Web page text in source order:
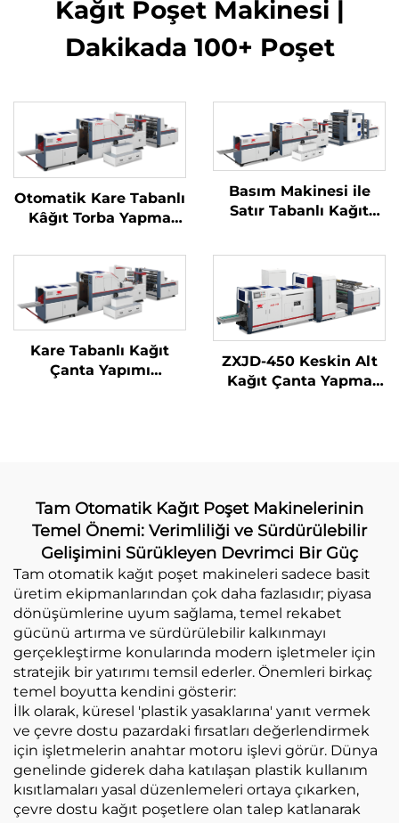
Kağıt Poşet Makinesi |
Dakikada 100+ Poşet
Otomatik Kare Tabanlı
Kâğıt Torba Yapma
Basım Makinesi ile
Satır Tabanlı Kağıt
Kare Tabanlı Kağıt
Çanta Yapımı
ZXJD-450 Keskin Alt
Kağıt Çanta Yapma
Tam Otomatik Kağıt Poşet Makinelerinin
Temel Önemi: Verimliliği ve Sürdürülebilir
Gelişimini Sürükleyen Devrimci Bir Güç
Tam otomatik kağıt poşet makineleri sadece basit
üretim ekipmanlarından çok daha fazlasıdır; piyasa
dönüşümlerine uyum sağlama, temel rekabet
gücünü artırma ve sürdürülebilir kalkınmayı
gerçekleştirme konularında modern işletmeler için
stratejik bir yatırımı temsil ederler. Önemleri birkaç
temel boyutta kendini gösterir:
İlk olarak, küresel 'plastik yasaklarına' yanıt vermek
ve çevre dostu pazardaki fırsatları değerlendirmek
için işletmelerin anahtar motoru işlevi görür. Dünya
genelinde giderek daha katılaşan plastik kullanım
kısıtlamaları yasal düzenlemeleri ortaya çıkarken,
çevre dostu kağıt poşetlere olan talep katlanarak